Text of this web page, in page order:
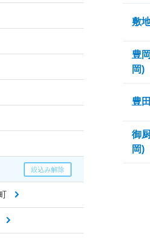
敷
豊
岡)
豊
御
岡)